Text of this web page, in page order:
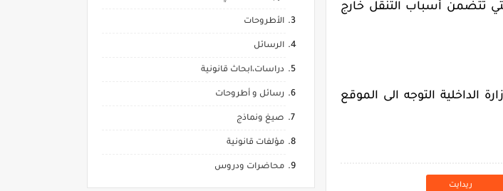
تتضمن أسباب التنقل خارج
الداخلية التوجه الى الموقع
ريدايت
الأطروحات
الرسائل
دراسات،ابحاث قانونية
رسائل و أطروحات
صيغ ونماذج
مؤلفات قانونية
محاضرات ودروس